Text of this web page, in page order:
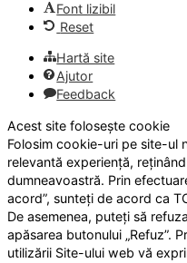
Font lizibil
Reset
Hartă site
Ajutor
Feedback
Acest site folosește cookie
Folosim cookie-uri pe site-ul
relevantă experiență,
dumneavoastră. Prin
acord”, sunteți de acord ca
De asemenea, puteți să
apăsarea butonului „Refuz”.
utilizării Site-ului web vă